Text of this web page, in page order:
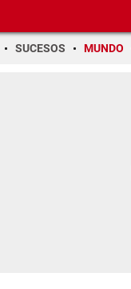
SUCESOS MUNDO